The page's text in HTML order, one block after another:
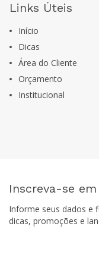
Links Úteis
Início
Dicas
Área do Cliente
Orçamento
Institucional
Inscreva-se
Informe seus dados e
dicas, promoções e